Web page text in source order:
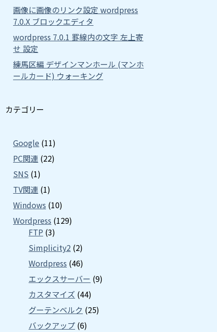
画像に画像のリンク設定 wordpress
7.0.X ブロックエディタ
wordpress 7.0.1 罫線内の文字 左上寄
せ 設定
練馬区編 デザインマンホール (マンホ
ールカード) ウォーキング
カテゴリー
Google (11)
PC関連 (22)
SNS (1)
TV関連 (1)
Windows (10)
Wordpress (129)
FTP (3)
Simplicity2 (2)
Wordpress (46)
エックスサーバー (9)
カスタマイズ (44)
グーテンベルク (25)
バックアップ (6)